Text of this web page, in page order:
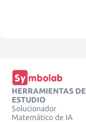
HERRAMIENTAS DE
ESTUDIO
Solucionador
Matemático de IA